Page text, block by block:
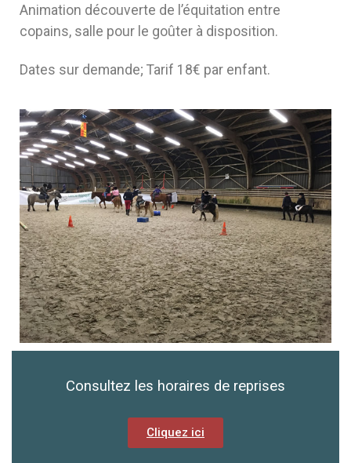
Animation découverte de l’équitation entre
copains, salle pour le goûter à disposition.
Dates sur demande; Tarif 18€ par enfant.
Consultez les horaires de reprises
Cliquez ici